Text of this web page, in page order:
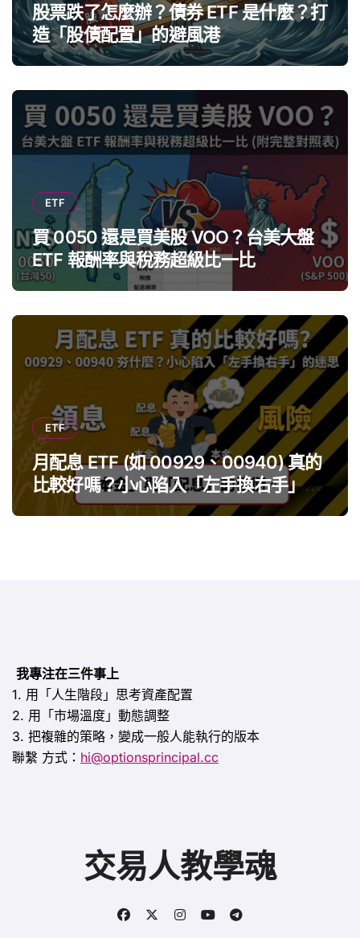
股票跌了怎麼辦？債券 ETF 是什麼？打
造「股債配置」的避風港
ETF
買 0050 還是買美股 VOO？台美大盤
ETF 報酬率與稅務超級比一比
ETF
月配息 ETF (如 00929、00940) 真的
比較好嗎？小心陷入「左手換右手」迷
我專注在三件事上
1. 用「人生階段」思考資產配置
2. 用「市場溫度」動態調整
3. 把複雜的策略，變成一般人能執行的版本
聯繫 方式： hi@optionsprincipal.cc
交易人教學魂